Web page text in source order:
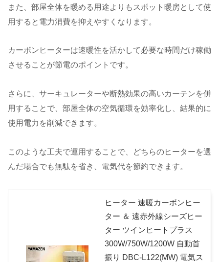
また、部屋全体を暖める用途よりもスポット暖房として使
用すると電力消費を抑えやすくなります。
カーボンヒーターは速暖性を活かして必要な時間だけ稼働
させることが節電のポイントです。
さらに、サーキュレーターや断熱効果の高いカーテンを併
用することで、部屋全体の空気循環を効率化し、結果的に
使用電力を削減できます。
このような工夫で運用することで、どちらのヒーターを選
んだ場合でも無駄を省き、電気代を節約できます。
ヒーター 速暖カーボンヒー
ター ＆ 遠赤外線シーズヒー
ター ツインヒートプラス
300W/750W/1200W 自動首
振り DBC-L122(MW) 電気ス